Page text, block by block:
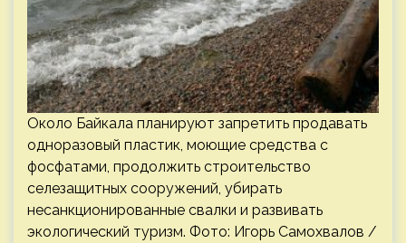
Около Байкала планируют запретить продавать
одноразовый пластик, моющие средства с
фосфатами, продолжить строительство
селезащитных сооружений, убирать
несанкционированные свалки и развивать
экологический туризм. Фото: Игорь Самохвалов /